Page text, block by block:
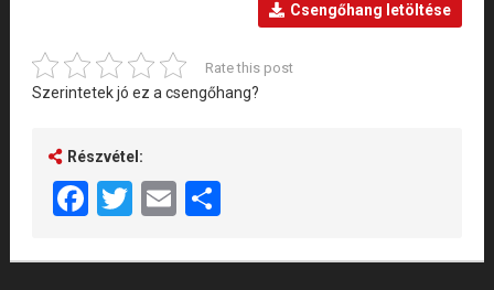
Csengőhang letöltése
Rate this post
Szerintetek jó ez a csengőhang?
Részvétel:
Facebook
Twitter
EmailShare